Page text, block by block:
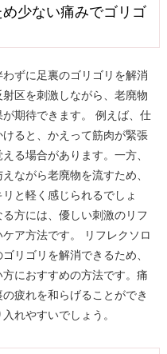
少ない痛みでゴリゴ
ずに足裏のゴリゴリを解消
区を刺激しながら、老廃物
期待できます。 例えば、仕
ると、かえって筋肉が緊張
る場合があります。一方、
ながら老廃物を流すため、
と軽く感じられるでしょ
方には、優しい刺激のリフ
ア方法です。 リフレクソロ
リゴリを解消できるため、
におすすめの方法です。痛
疲れを和らげることができ
れやすいでしょう。